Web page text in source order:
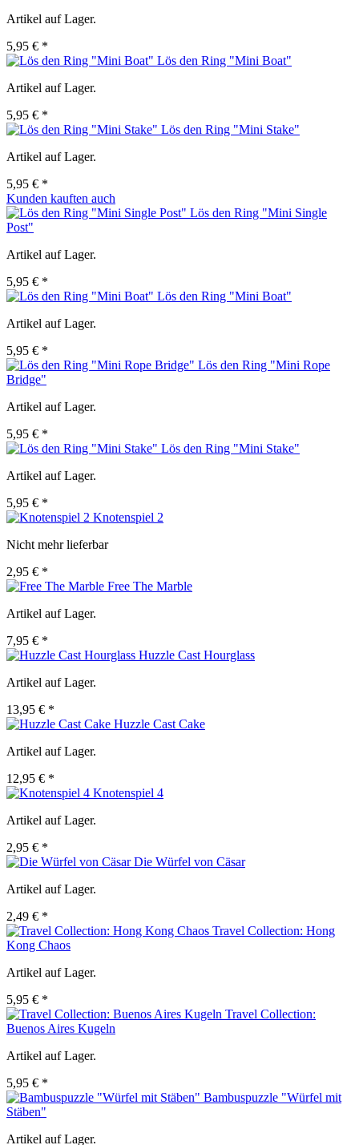
Artikel auf Lager.
5,95 € *
Lös den Ring "Mini Boat"
Artikel auf Lager.
5,95 € *
Lös den Ring "Mini Stake"
Artikel auf Lager.
5,95 € *
Kunden kauften auch
Lös den Ring "Mini Single
Post"
Artikel auf Lager.
5,95 € *
Lös den Ring "Mini Boat"
Artikel auf Lager.
5,95 € *
Lös den Ring "Mini Rope
Bridge"
Artikel auf Lager.
5,95 € *
Lös den Ring "Mini Stake"
Artikel auf Lager.
5,95 € *
Knotenspiel 2
Nicht mehr lieferbar
2,95 € *
Free The Marble
Artikel auf Lager.
7,95 € *
Huzzle Cast Hourglass
Artikel auf Lager.
13,95 € *
Huzzle Cast Cake
Artikel auf Lager.
12,95 € *
Knotenspiel 4
Artikel auf Lager.
2,95 € *
Die Würfel von Cäsar
Artikel auf Lager.
2,49 € *
Travel Collection: Hong
Kong Chaos
Artikel auf Lager.
5,95 € *
Travel Collection:
Buenos Aires Kugeln
Artikel auf Lager.
5,95 € *
Bambuspuzzle "Würfel mit
Stäben"
Artikel auf Lager.